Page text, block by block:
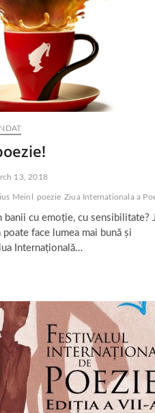
13, 2018
Meinl poezie Ziua Internationala a
banii cu emoție, cu sensibilitate?
face lumea mai bună și
Internațională…